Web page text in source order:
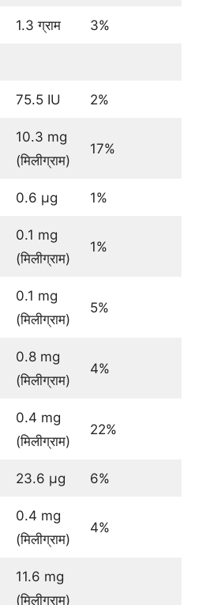
1.3 ग्राम 3%
75.5 IU 2%
10.3 mg
(मिलीग्राम)
17%
0.6 μg 1%
0.1 mg
(मिलीग्राम)
1%
0.1 mg
(मिलीग्राम)
5%
0.8 mg
(मिलीग्राम)
4%
0.4 mg
(मिलीग्राम)
22%
23.6 μg 6%
0.4 mg
(मिलीग्राम)
4%
11.6 mg
(मिलीग्राम)